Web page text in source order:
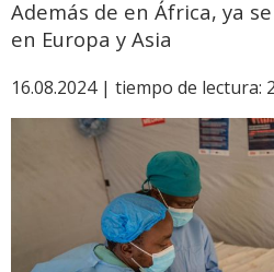
Además de en África, ya
en Europa y Asia
16.08.2024 | tiempo de lectura: 2